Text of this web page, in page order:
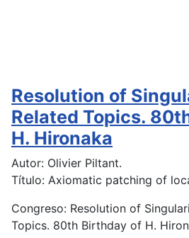
Resolution of
Related Topics.
H. Hironaka
Autor: Olivier Piltant.
Título: Axiomatic patching of
Congreso: Resolution of
Topics. 80th Birthday of H.